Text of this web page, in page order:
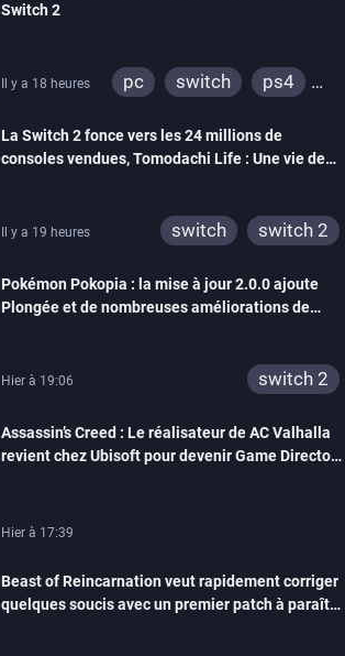
Switch 2
Il y a 18 heures pc switch
ps4
wiiu
3ds
ps3
xbox 360
switch 2
La Switch 2 fonce vers les 24 millions de
consoles vendues, Tomodachi Life : Une vie de
Il y a 19 heures switch switch 2
Pokémon Pokopia : la mise à jour 2.0.0 ajoute
Plongée et de nombreuses améliorations de
Hier à 19:06 switch 2
Assassin’s Creed : Le réalisateur de AC Valhalla
revient chez Ubisoft pour devenir Game Director
Hier à 17:39
Beast of Reincarnation veut rapidement corriger
quelques soucis avec un premier patch à paraître